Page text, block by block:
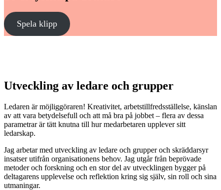
Spela klipp
Utveckling av ledare och grupper
Ledaren är möjliggöraren! Kreativitet, arbetstillfredsställelse, känslan
av att vara betydelsefull och att må bra på jobbet – flera av dessa
parametrar är tätt knutna till hur medarbetaren upplever sitt
ledarskap.
Jag arbetar med utveckling av ledare och grupper och skräddarsyr
insatser utifrån organisationens behov. Jag utgår från beprövade
metoder och forskning och en stor del av utvecklingen bygger på
deltagarens upplevelse och reflektion kring sig själv, sin roll och sina
utmaningar.